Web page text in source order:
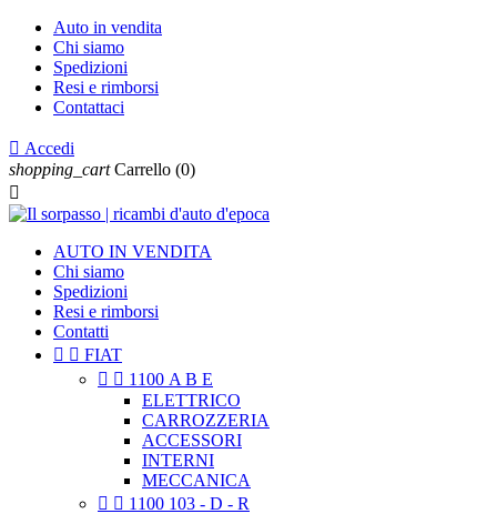
Auto in vendita
Chi siamo
Spedizioni
Resi e rimborsi
Contattaci
 Accedi
shopping_cart Carrello (0)

AUTO IN VENDITA
Chi siamo
Spedizioni
Resi e rimborsi
Contatti
  FIAT
  1100 A B E
ELETTRICO
CARROZZERIA
ACCESSORI
INTERNI
MECCANICA
  1100 103 - D - R